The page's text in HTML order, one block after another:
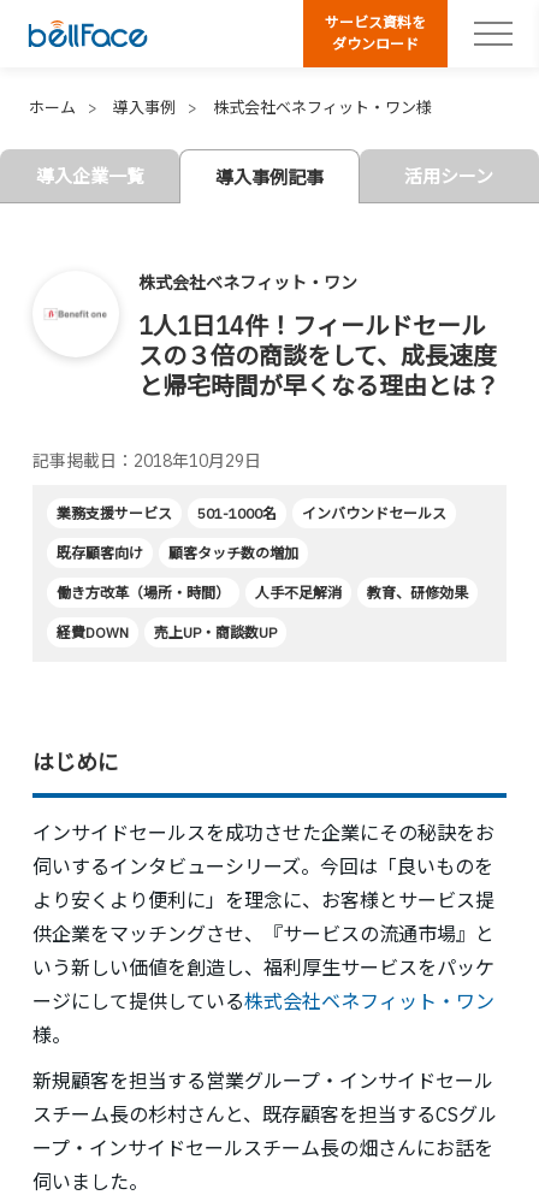
サービス資料を
ダウンロード
ホーム 導入事例 株式会社ベネフィット・ワン様
導入企業一覧 導入事例記事 活用シーン
株式会社ベネフィット・ワン
1人1日14件！フィールドセール
スの３倍の商談をして、成長速度
と帰宅時間が早くなる理由とは？
記事掲載日：2018年10月29日
業務支援サービス 501-1000名 インバウンドセールス
既存顧客向け 顧客タッチ数の増加
働き方改革（場所・時間） 人手不足解消 教育、研修効果
経費DOWN 売上UP・商談数UP
はじめに
インサイドセールスを成功させた企業にその秘訣をお
伺いするインタビューシリーズ。今回は「良いものを
より安くより便利に」を理念に、お客様とサービス提
供企業をマッチングさせ、『サービスの流通市場』と
いう新しい価値を創造し、福利厚生サービスをパッケ
ージにして提供している株式会社ベネフィット・ワン
様。
新規顧客を担当する営業グループ・インサイドセール
スチーム長の杉村さんと、既存顧客を担当するCSグル
ープ・インサイドセールスチーム長の畑さんにお話を
伺いました。